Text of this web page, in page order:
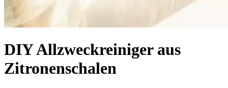
DIY Allzweckreiniger aus
Zitronenschalen